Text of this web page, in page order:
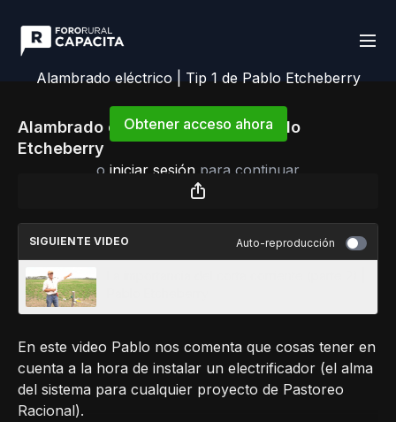
Alambrado eléctrico | Tip 1 de Pablo Etcheberry
Obtener acceso ahora
o iniciar sesión para continuar
Alambrado eléctrico | Tip 1 de Pablo
Etcheberry
SIGUIENTE VIDEO Auto-reproducción
En este video Pablo nos comenta que cosas tener en
cuenta a la hora de instalar un electrificador (el alma
del sistema para cualquier proyecto de Pastoreo
Racional).